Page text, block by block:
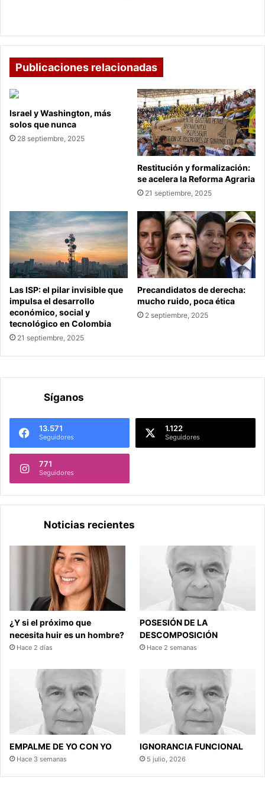
Publicaciones relacionadas
Israel y Washington, más
solos que nunca
28 septiembre, 2025
Restitución y formalización:
se acelera la Reforma Agraria
21 septiembre, 2025
Las ISP: el pilar invisible que
impulsa el desarrollo
económico, social y
tecnológico en Colombia
21 septiembre, 2025
Precandidatos de derecha:
mucho ruido, poca ética
2 septiembre, 2025
Síganos
13.571
Seguidores
1.122
Seguidores
771
Seguidores
Noticias recientes
¿Y si el próximo que
necesita huir es un hombre?
Hace 2 días
POSESIÓN DE LA
DESCOMPOSICIÓN
Hace 2 semanas
EMPALME DE YO CON YO
Hace 3 semanas
IGNORANCIA FUNCIONAL
5 julio, 2026